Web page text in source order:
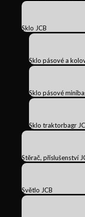
Sklo JCB
Sklo pásové a
Sklo pásové
Sklo traktorbagr
Stěrač, příslušenství
Světlo JCB